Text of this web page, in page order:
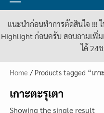
แนะนำก่อนทำการตัดสินใจ !!!
Highlight ก่อนครับ สอบถามเพิ่
ได้ 24
Home / Products tagged “เกา
เกาะตะรุเตา
Showing the single result